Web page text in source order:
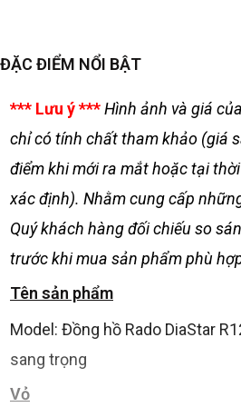
ĐẶC ĐIỂM NỔI BẬT
*** Lưu ý ***Hình ảnh và giá
chỉ có tính chất tham khảo (giá
điểm khi mới ra mắt hoặc tại
xác định). Nhằm cung cấp
Quý khách hàng đối chiếu so
trước khi mua sản phẩm phù
Tên sản phẩm
Model: Đồng hồ Rado DiaStar
sang trọng
Vỏ